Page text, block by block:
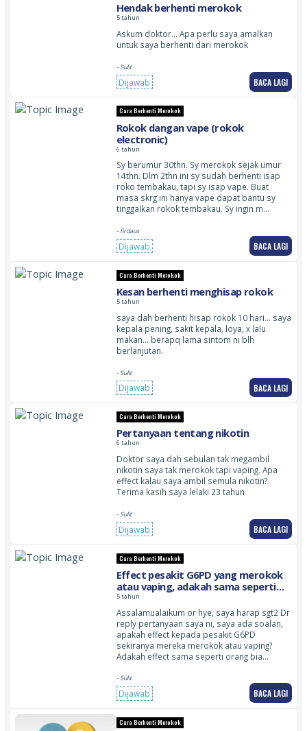
Hendak berhenti merokok
5 tahun
Askum doktor… Apa perlu saya amalkan
untuk saya berhenti dari merokok
- Sulit
Dijawab BACA LAGI
Cara Berhenti Merokok
Rokok dangan vape (rokok
electronic)
6 tahun
Sy berumur 30thn. Sy merokok sejak umur
14thn. Dlm 2thn ini sy sudah berhenti isap
roko tembakau, tapi sy isap vape. Buat
masa skrg ini hanya vape dapat bantu sy
tinggalkan rokok tembakau. Sy ingin m…
- firdaus
Dijawab BACA LAGI
Cara Berhenti Merokok
Kesan berhenti menghisap rokok
5 tahun
saya dah berhenti hisap rokok 10 hari… saya
kepala pening, sakit kepala, loya, x lalu
makan… berapq lama sintom ni blh
berlanjutan.
- Sulit
Dijawab BACA LAGI
Cara Berhenti Merokok
Pertanyaan tentang nikotin
6 tahun
Doktor saya dah sebulan tak megambil
nikotin saya tak merokok tapi vaping. Apa
effect kalau saya ambil semula nikotin?
Terima kasih saya lelaki 23 tahun
- Sulit
Dijawab BACA LAGI
Cara Berhenti Merokok
Effect pesakit G6PD yang merokok
atau vaping, adakah sama seperti
orang yang tidak berpenyakit atau
lebih berbahaya?
5 tahun
Assalamualaikum or hye, saya harap sgt2 Dr
reply pertanyaan saya ni, saya ada soalan,
apakah effect kepada pesakit G6PD
sekiranya mereka merokok atau vaping?
Adakah effect sama seperti orang bia…
- Sulit
Dijawab BACA LAGI
Cara Berhenti Merokok